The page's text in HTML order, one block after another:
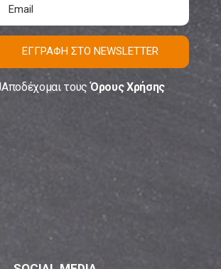
ΕΓΓΡΑΦΗ ΣΤΟ NEWSLETTER
Αποδέχομαι τουςΌρους Χρήσης